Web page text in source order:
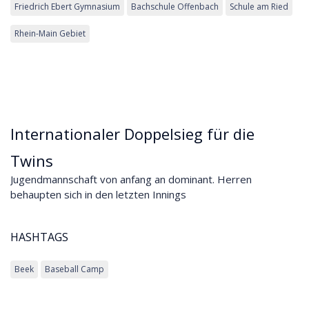
Friedrich Ebert Gymnasium Bachschule Offenbach Schule am Ried
Rhein-Main Gebiet
Internationaler Doppelsieg für die
Twins
Jugendmannschaft von anfang an dominant. Herren
behaupten sich in den letzten Innings
HASHTAGS
Beek Baseball Camp